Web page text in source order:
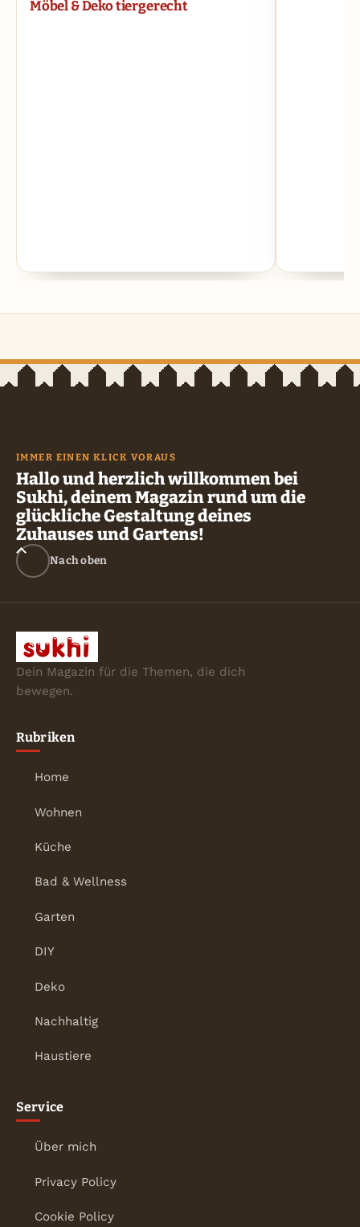
Möbel & Deko tiergerecht
IMMER EINEN KLICK VORAUS
Hallo und herzlich willkommen bei
Sukhi, deinem Magazin rund um die
glückliche Gestaltung deines
Zuhauses und Gartens!
Nach oben
Dein Magazin für die Themen, die dich
bewegen.
Rubriken
Home
Wohnen
Küche
Bad & Wellness
Garten
DIY
Deko
Nachhaltig
Haustiere
Service
Über mich
Privacy Policy
Cookie Policy